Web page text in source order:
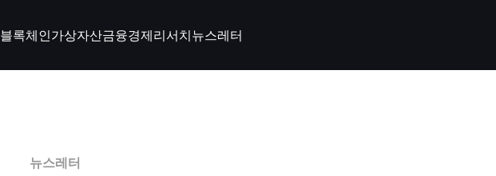
블록체인가상자산금융경제리서치뉴스레터
뉴스레터